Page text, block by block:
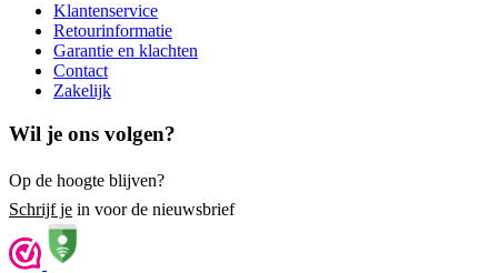
Klantenservice
Retourinformatie
Garantie en klachten
Contact
Zakelijk
Wil je ons volgen?
Op de hoogte blijven?
Schrijf je in voor de nieuwsbrief